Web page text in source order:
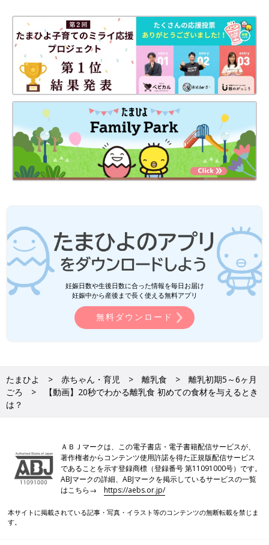
妊娠日数や生後日数に合った情報を毎日お届け
妊娠中から産後まで長く使える無料アプリ
無料ダウンロード
たまひよ 赤ちゃん・育児 離乳食
離乳初期5～6ヶ月
ごろ
【動画】20秒でわかる離乳食 初めての食材を与えるとき
は？
ＡＢＪマークは、この電子書店・電子書籍配信サービスが、
著作権者からコンテンツ使用許諾を得た正規版配信サービス
であることを示す登録商標（登録番号 第11091000号）です。
ABJマークの詳細、ABJマークを掲示しているサービスの一覧
はこちら→https://aebs.or.jp/
本サイトに掲載されている記事・写真・イラスト等のコンテンツの無断転載を禁じま
す。